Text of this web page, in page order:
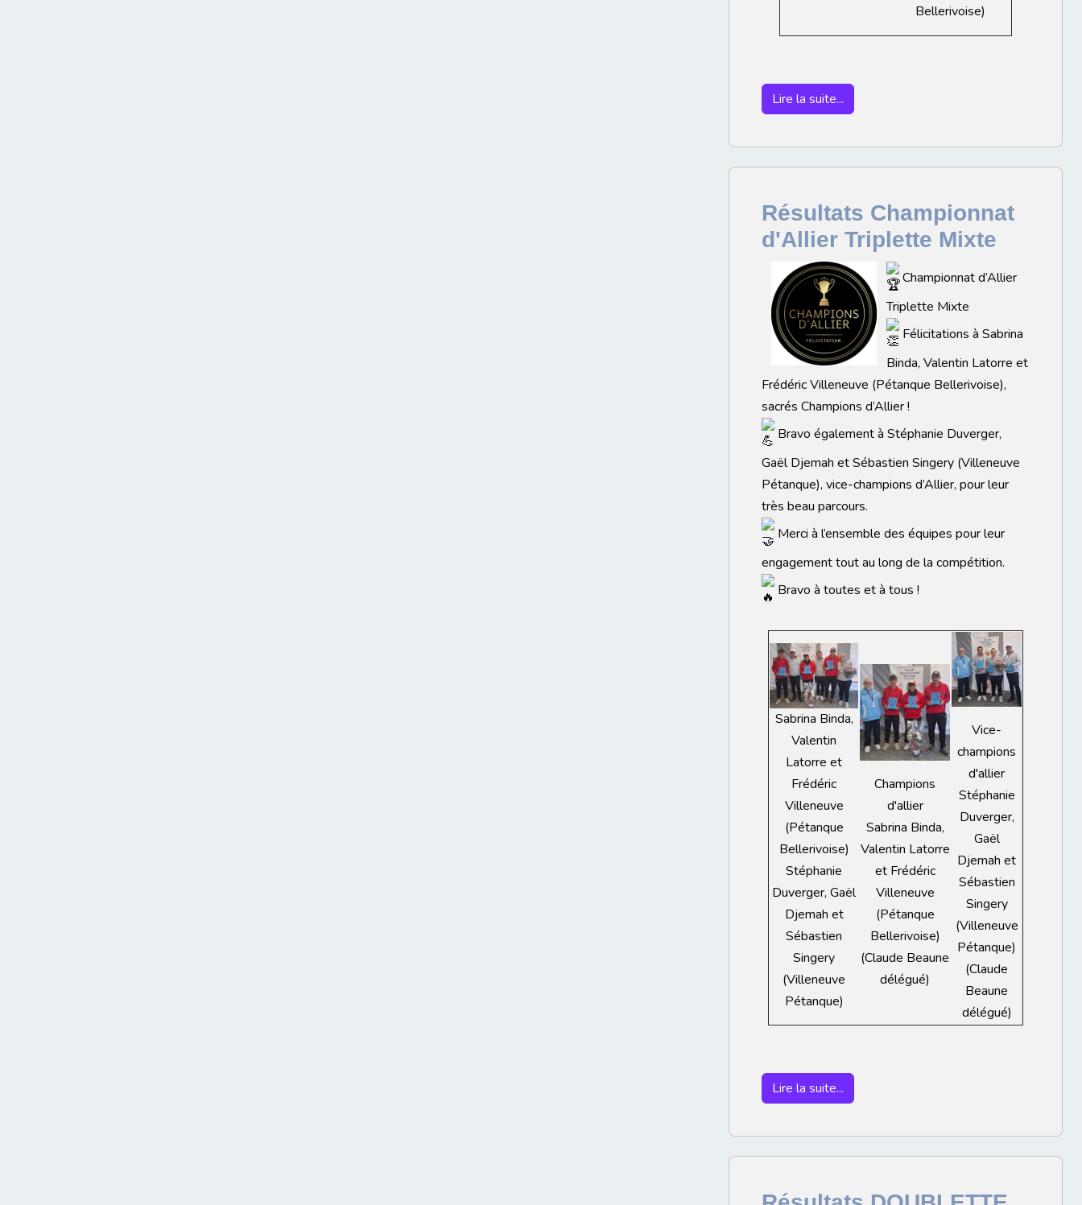
Bellerivoise)
Lire la suite...
Résultats Championnat
d'Allier Triplette Mixte
Championnat d’Allier
Triplette Mixte
Félicitations à Sabrina
Binda, Valentin Latorre et
Frédéric Villeneuve (Pétanque Bellerivoise),
sacrés Champions d’Allier !
Bravo également à Stéphanie Duverger,
Gaël Djemah et Sébastien Singery (Villeneuve
Pétanque), vice-champions d’Allier, pour leur
très beau parcours.
Merci à l’ensemble des équipes pour leur
engagement tout au long de la compétition.
Bravo à toutes et à tous !
Sabrina Binda,
Valentin
Latorre et
Frédéric
Villeneuve
(Pétanque
Bellerivoise)
Stéphanie
Duverger, Gaël
Djemah et
Sébastien
Singery
(Villeneuve
Pétanque)
Champions
d'allier
Sabrina Binda,
Valentin Latorre
et Frédéric
Villeneuve
(Pétanque
Bellerivoise)
(Claude Beaune
délégué)
Vice-
champions
d'allier
Stéphanie
Duverger,
Gaël
Djemah et
Sébastien
Singery
(Villeneuve
Pétanque)
(Claude
Beaune
délégué)
Lire la suite...